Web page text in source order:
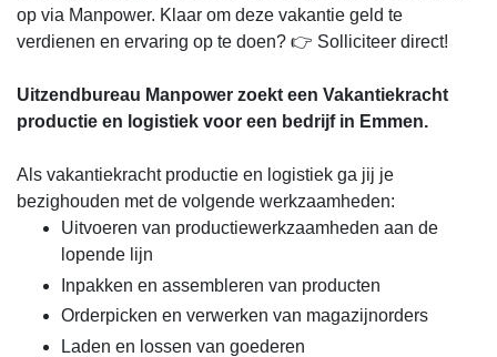
op via Manpower. Klaar om deze vakantie geld te
verdienen en ervaring op te doen? 👉 Solliciteer direct!
Uitzendbureau Manpower zoekt een Vakantiekracht
productie en logistiek voor een bedrijf in Emmen.
Als vakantiekracht productie en logistiek ga jij je
bezighouden met de volgende werkzaamheden:
Uitvoeren van productiewerkzaamheden aan de
lopende lijn
Inpakken en assembleren van producten
Orderpicken en verwerken van magazijnorders
Laden en lossen van goederen